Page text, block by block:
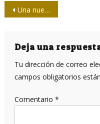
Navegación
entradas
Una nueva investigación revolucionaria sugiere que su conciencia puede conectarse con todo el universo
Deja una
Tu dirección de correo
campos obligatorios
Comentario *